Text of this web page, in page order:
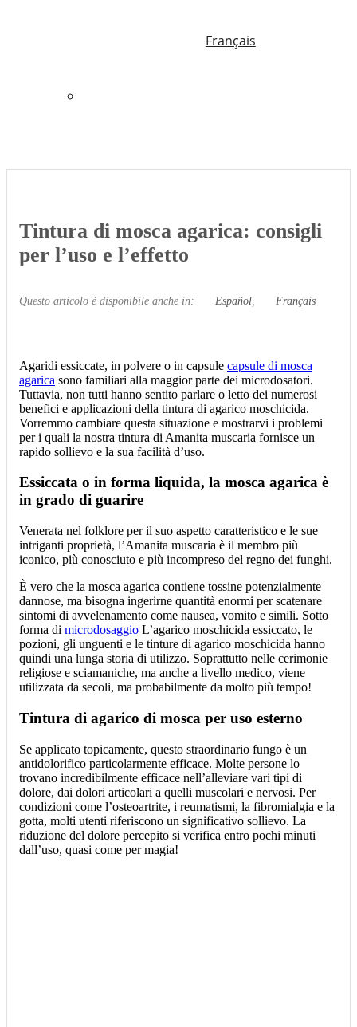
Français
Tintura di mosca agarica: consigli
per l’uso e l’effetto
Questo articolo è disponibile anche in: Español Français
Agaridi essiccate, in polvere o in capsule capsule di mosca
agarica sono familiari alla maggior parte dei microdosatori.
Tuttavia, non tutti hanno sentito parlare o letto dei numerosi
benefici e applicazioni della tintura di agarico moschicida.
Vorremmo cambiare questa situazione e mostrarvi i problemi
per i quali la nostra tintura di Amanita muscaria fornisce un
rapido sollievo e la sua facilità d’uso.
Essiccata o in forma liquida, la mosca agarica è
in grado di guarire
Venerata nel folklore per il suo aspetto caratteristico e le sue
intriganti proprietà, l’Amanita muscaria è il membro più
iconico, più conosciuto e più incompreso del regno dei funghi.
È vero che la mosca agarica contiene tossine potenzialmente
dannose, ma bisogna ingerirne quantità enormi per scatenare
sintomi di avvelenamento come nausea, vomito e simili. Sotto
forma di microdosaggio L’agarico moschicida essiccato, le
pozioni, gli unguenti e le tinture di agarico moschicida hanno
quindi una lunga storia di utilizzo. Soprattutto nelle cerimonie
religiose e sciamaniche, ma anche a livello medico, viene
utilizzata da secoli, ma probabilmente da molto più tempo!
Tintura di agarico di mosca per uso esterno
Se applicato topicamente, questo straordinario fungo è un
antidolorifico particolarmente efficace. Molte persone lo
trovano incredibilmente efficace nell’alleviare vari tipi di
dolore, dai dolori articolari a quelli muscolari e nervosi. Per
condizioni come l’osteoartrite, i reumatismi, la fibromialgia e la
gotta, molti utenti riferiscono un significativo sollievo. La
riduzione del dolore percepito si verifica entro pochi minuti
dall’uso, quasi come per magia!